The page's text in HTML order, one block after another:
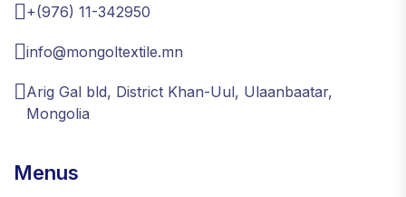
+(976) 11-342950
info@mongoltextile.mn
Arig Gal bld, District Khan-Uul, Ulaanbaatar,
Mongolia
Menus